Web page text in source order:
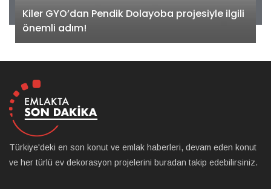
Kiler GYO’dan Pendik Dolayoba projesiyle ilgili
önemli adım!
Türkiye'deki en son konut ve emlak haberleri, devam eden konut
ve her türlü ev dekorasyon projelerini buradan takip edebilirsiniz.